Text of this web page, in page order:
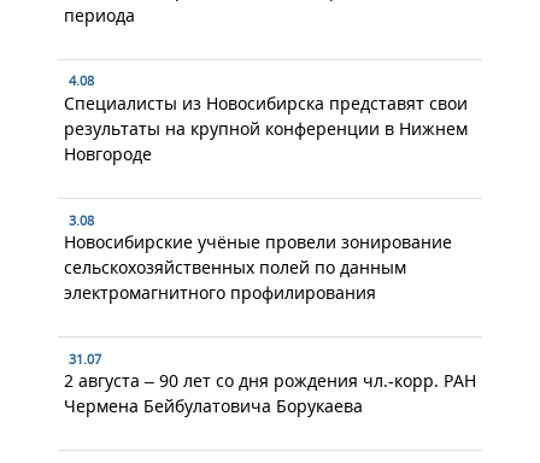
периода
4.08
Специалисты из Новосибирска представят свои
результаты на крупной конференции в Нижнем
Новгороде
3.08
Новосибирские учёные провели зонирование
сельскохозяйственных полей по данным
электромагнитного профилирования
31.07
2 августа – 90 лет со дня рождения чл.-корр. РАН
Чермена Бейбулатовича Борукаева